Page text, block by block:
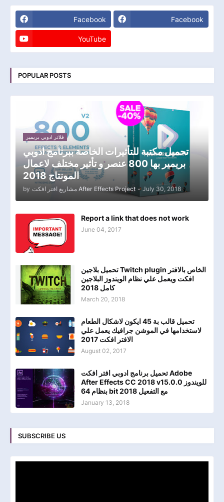
Facebook Facebook
YouTube
POPULAR POSTS
فلاتر ادوبي بريمير
تحميل مكتبة للتأثيرات الخاصة ببرنامج ادوبي
بريمير بها 800 عنصر و تأثير مختلف لاعمال
المونتاج 2018
by مشاريع افتر افكت After Effects Project - July 30, 2018
Report a link that does not work
June 04, 2017
تحميل بلاجين Twitch plugin الخاص بالافتر
افكت ويعمل علي نظام الويندوز البلاجين
كامل 2018
March 20, 2018
تحميل قالب بة 45 ايكون لاشكال الطعام
لاستخدامها في الموشن جرافيك يعمل علي
الافتر افكت 2017
August 02, 2017
تحميل برنامج ادوبي افتر افكت Adobe
After Effects CC 2018 v15.0.0 للويندوز
بنظام 64 bit مع التفعيل 2018
January 13, 2018
SUBSCRIBE US